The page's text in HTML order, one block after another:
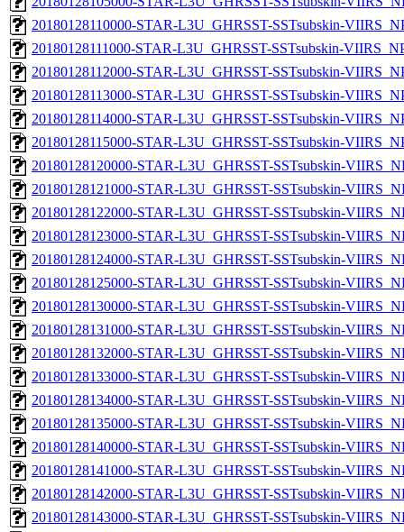
20180128110000-STAR-L3U_GHRSST-SSTsubskin-
20180128111000-STAR-L3U_GHRSST-SSTsubskin-
20180128112000-STAR-L3U_GHRSST-SSTsubskin-
20180128113000-STAR-L3U_GHRSST-SSTsubskin-
20180128114000-STAR-L3U_GHRSST-SSTsubskin-
20180128115000-STAR-L3U_GHRSST-SSTsubskin-
20180128120000-STAR-L3U_GHRSST-SSTsubskin-
20180128121000-STAR-L3U_GHRSST-SSTsubskin-
20180128122000-STAR-L3U_GHRSST-SSTsubskin-
20180128123000-STAR-L3U_GHRSST-SSTsubskin-
20180128124000-STAR-L3U_GHRSST-SSTsubskin-
20180128125000-STAR-L3U_GHRSST-SSTsubskin-
20180128130000-STAR-L3U_GHRSST-SSTsubskin-
20180128131000-STAR-L3U_GHRSST-SSTsubskin-
20180128132000-STAR-L3U_GHRSST-SSTsubskin-
20180128133000-STAR-L3U_GHRSST-SSTsubskin-
20180128134000-STAR-L3U_GHRSST-SSTsubskin-
20180128135000-STAR-L3U_GHRSST-SSTsubskin-
20180128140000-STAR-L3U_GHRSST-SSTsubskin-
20180128141000-STAR-L3U_GHRSST-SSTsubskin-
20180128142000-STAR-L3U_GHRSST-SSTsubskin-
20180128143000-STAR-L3U_GHRSST-SSTsubskin-